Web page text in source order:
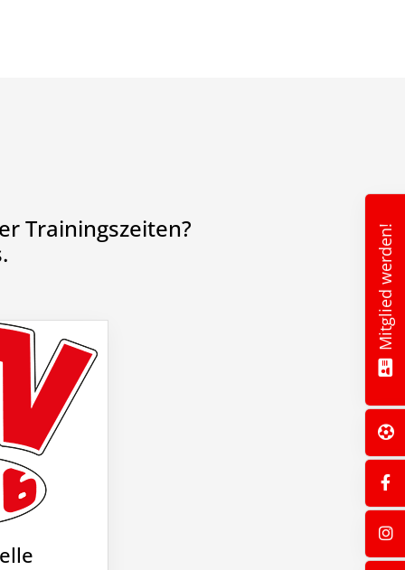
Trainingszeiten?
Mitglied werden!